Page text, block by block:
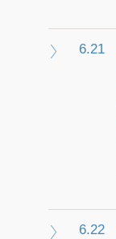
6.21
6.22